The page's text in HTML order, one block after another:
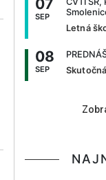
07
SEP
Letná
08
SEP